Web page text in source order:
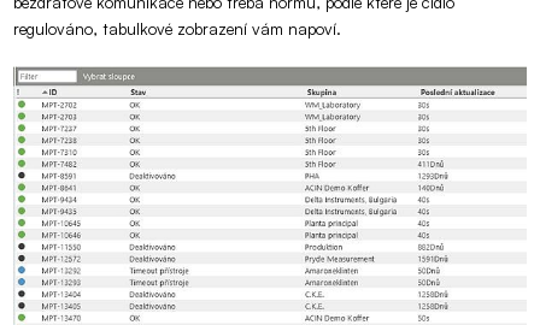
regulováno, tabulkové zobrazení vám napoví.